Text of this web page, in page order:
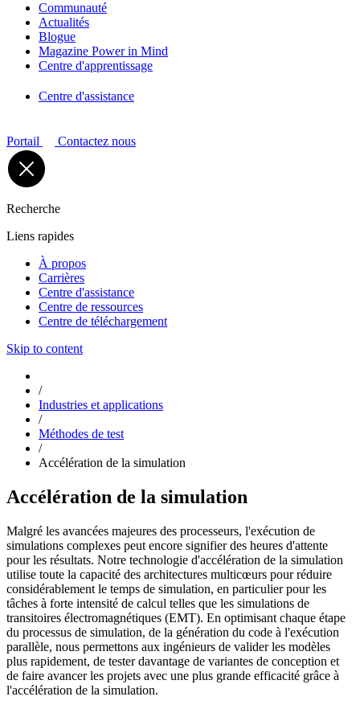
Communauté
Actualités
Blogue
Magazine Power in Mind
Centre d'apprentissage
Centre d'assistance
Portail Contactez nous
Recherche
Liens rapides
À propos
Carrières
Centre d'assistance
Centre de ressources
Centre de téléchargement
Skip to content
/
Industries et applications
/
Méthodes de test
/
Accélération de la simulation
Accélération de la simulation
Malgré les avancées majeures des processeurs, l'exécution de
simulations complexes peut encore signifier des heures d'attente
pour les résultats. Notre technologie d'accélération de la simulation
utilise toute la capacité des architectures multicœurs pour réduire
considérablement le temps de simulation, en particulier pour les
tâches à forte intensité de calcul telles que les simulations de
transitoires électromagnétiques (EMT). En optimisant chaque étape
du processus de simulation, de la génération du code à l'exécution
parallèle, nous permettons aux ingénieurs de valider les modèles
plus rapidement, de tester davantage de variantes de conception et
de faire avancer les projets avec une plus grande efficacité grâce à
l'accélération de la simulation.